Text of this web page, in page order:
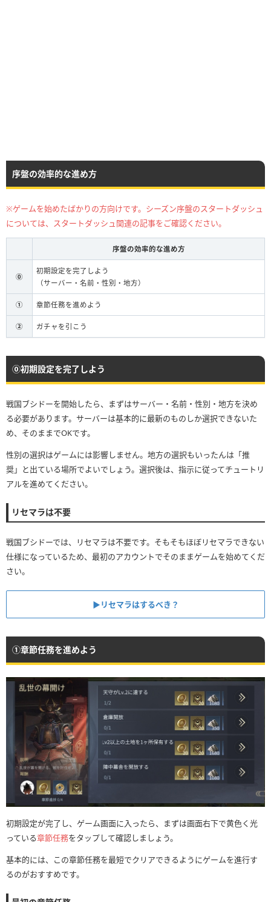
序盤の効率的な進め方
※ゲームを始めたばかりの方向けです。シーズン序盤のスタートダッシュ
については、スタートダッシュ関連の記事をご確認ください。
序盤の効率的な進め方
⓪
初期設定を完了しよう
（サーバー・名前・性別・地方）
① 章節任務を進めよう
② ガチャを引こう
⓪初期設定を完了しよう
戦国ブシドーを開始したら、まずはサーバー・名前・性別・地方を決め
る必要があります。サーバーは基本的に最新のものしか選択できないた
め、そのままでOKです。
性別の選択はゲームには影響しません。地方の選択もいったんは「推
奨」と出ている場所でよいでしょう。選択後は、指示に従ってチュートリ
アルを進めてください。
リセマラは不要
戦国ブシドーでは、リセマラは不要です。そもそもほぼリセマラできない
仕様になっているため、最初のアカウントでそのままゲームを始めてくだ
さい。
▶︎リセマラはするべき？
①章節任務を進めよう
初期設定が完了し、ゲーム画面に入ったら、まずは画面右下で黄色く光
っている章節任務をタップして確認しましょう。
基本的には、この章節任務を最短でクリアできるようにゲームを進行す
るのがおすすめです。